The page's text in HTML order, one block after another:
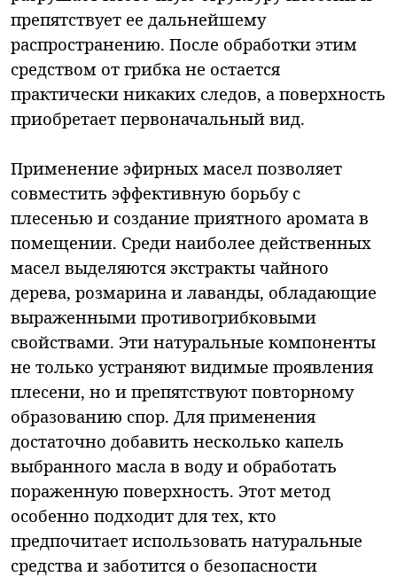
препятствует ее дальнейшему
распространению. После обработки этим
средством от грибка не остается
практически никаких следов, а поверхность
приобретает первоначальный вид.
Применение эфирных масел позволяет
совместить эффективную борьбу с
плесенью и создание приятного аромата в
помещении. Среди наиболее действенных
масел выделяются экстракты чайного
дерева, розмарина и лаванды, обладающие
выраженными противогрибковыми
свойствами. Эти натуральные компоненты
не только устраняют видимые проявления
плесени, но и препятствуют повторному
образованию спор. Для применения
достаточно добавить несколько капель
выбранного масла в воду и обработать
пораженную поверхность. Этот метод
особенно подходит для тех, кто
предпочитает использовать натуральные
средства и заботится о безопасности